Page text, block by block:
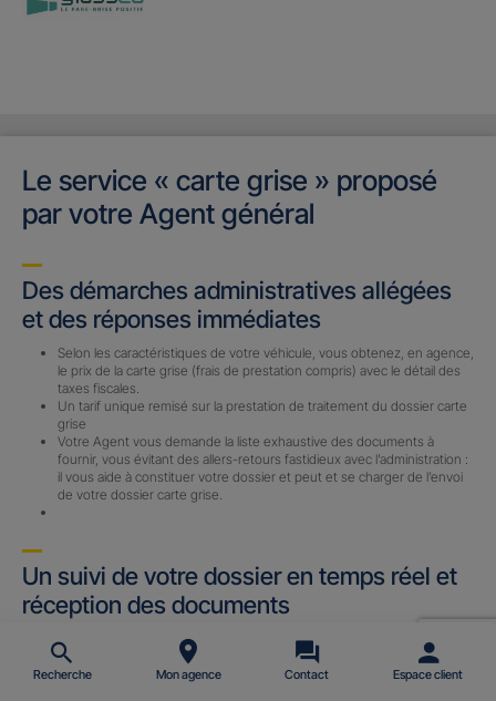
Le service « carte grise » proposé
par votre Agent général
Des démarches administratives allégées
et des réponses immédiates
Selon les caractéristiques de votre véhicule, vous obtenez, en agence,
le prix de la carte grise (frais de prestation compris) avec le détail des
taxes fiscales.
Un tarif unique remisé sur la prestation de traitement du dossier carte
grise
Votre Agent vous demande la liste exhaustive des documents à
fournir, vous évitant des allers-retours fastidieux avec l’administration :
il vous aide à constituer votre dossier et peut et se charger de l’envoi
de votre dossier carte grise.
Un suivi de votre dossier en temps réel et
réception des documents
Un Certificat Provisoire d’immatriculation (CPI) ou un Accusé
d’Enregistrement de Changement de Titulaire (AECT) vous est
envoyé par email (sous 24 h) avec le n° d’immatriculation définitif une
Recherche Mon agence Contact Espace client